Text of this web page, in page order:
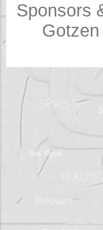
Sponsors